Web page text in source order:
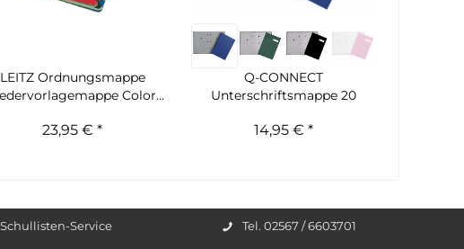
LEITZ Ordnungsmappe
Color...
23,95 € *
Q-CONNECT
Unterschriftsmappe 20
14,95 € *
Service Tel. 02567 / 6603701